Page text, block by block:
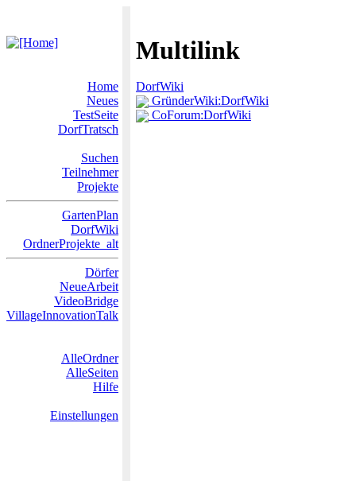
Multilink
Home
Neues
TestSeite
DorfTratsch
Suchen
Teilnehmer
Projekte
GartenPlan
DorfWiki
OrdnerProjekte_alt
Dörfer
NeueArbeit
VideoBridge
VillageInnovationTalk
AlleOrdner
AlleSeiten
Hilfe
Einstellungen
DorfWiki
GründerWiki:DorfWiki
CoForum:DorfWiki